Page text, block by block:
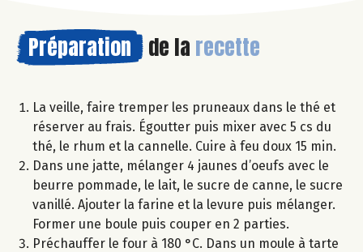
Préparation de la recette
La veille, faire tremper les pruneaux dans le thé et
réserver au frais. Égoutter puis mixer avec 5 cs du
thé, le rhum et la cannelle. Cuire à feu doux 15 min.
Dans une jatte, mélanger 4 jaunes d’oeufs avec le
beurre pommade, le lait, le sucre de canne, le sucre
vanillé. Ajouter la farine et la levure puis mélanger.
Former une boule puis couper en 2 parties.
Préchauffer le four à 180 °C. Dans un moule à tarte